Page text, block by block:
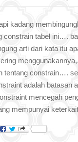
kadang
constrain tabel ini….
arti dari kata itu
tentang constrain….
adalah batasan
mencegah
mempunyai